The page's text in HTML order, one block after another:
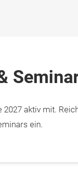
aktiv mit.
ein.